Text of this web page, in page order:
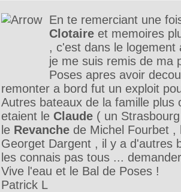
En te remerciant une
Clotaireet memoires
, c'est dans le logement
je me suis remis de ma
Poses apres avoir
remonter a bord fut un exploit
Autres bateaux de la famille plus
etaient le Claude( un
le Revanchede Michel Fourbet
Georget Dargent , il y a d'autres
les connais pas tous ...
Vive l'eau et le Bal de Poses !
Patrick L